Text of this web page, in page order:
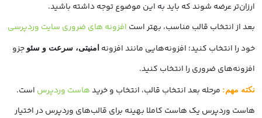
ارزان‌تر عرضه شوند که باید به این موضوع توجه داشته باشید.
بعد از انتخاب قالب مناسب، بهتر است افزونه های ضروری سایت وردپرسی
خود را انتخاب کنید؛ افزونه‌هایی مانند افزونه امنیتی، سرعت و سئوجزو
افزونه‌های ضروری را انتخاب کنید.
نکته مهم: مرحله بعد انتخاب قالب، انتخاب و خریدهاست وردپرس است.
هاست وردپرس یک هاست کاملا بهینه برای قالب‌های وردپرس در اختیار